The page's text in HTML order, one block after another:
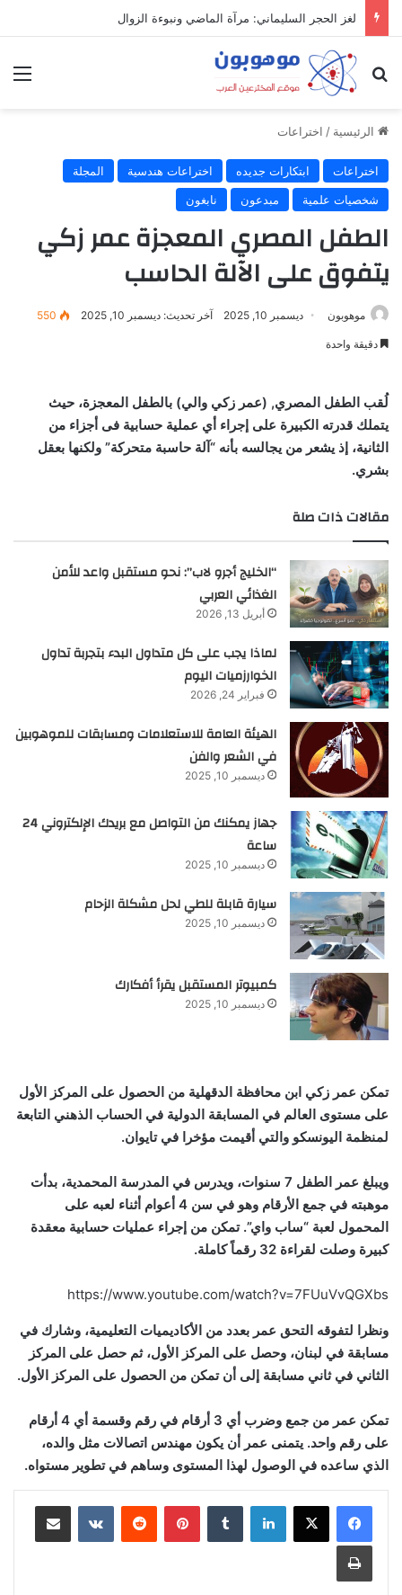
لغز الحجر السليماني: مرآة الماضي ونبوءة الزوال
بحث عن
الرئيسية / اختراعات
اختراعات ابتكارات جديده اختراعات هندسية
المجلة
شخصيات علمية
مبدعون نابغون
الطفل المصري المعجزة عمر زكي
يتفوق على الآلة الحاسب
موهوبون ديسمبر 10, 2025 آخر تحديث: ديسمبر 10, 2025 550
دقيقة واحدة
لُقب الطفل المصري, (عمر زكي والي) بالطفل المعجزة، حيث
يتملك قدرته الكبيرة على إجراء أي عملية حسابية فى أجزاء من
الثانية، إذ يشعر من يجالسه بأنه “آلة حاسبة متحركة” ولكنها بعقل
بشري.
مقالات ذات صلة
“الخليج أجرو لاب”: نحو مستقبل واعد للأمن
الغذائي العربي
أبريل 13, 2026
لماذا يجب على كل متداول البدء بتجربة تداول
الخوارزميات اليوم
فبراير 24, 2026
الهيئة العامة للاستعلامات ومسابقات للموهوبين
في الشعر والفن
ديسمبر 10, 2025
جهاز يمكنك من التواصل مع بريدك الإلكتروني 24
ساعة
ديسمبر 10, 2025
سيارة قابلة للطي لحل مشكلة الزحام
ديسمبر 10, 2025
كمبيوتر المستقبل يقرأ أفكارك
ديسمبر 10, 2025
تمكن عمر زكي ابن محافظة الدقهلية من الحصول على المركز الأول
على مستوى العالم في المسابقة الدولية في الحساب الذهني التابعة
لمنظمة اليونسكو والتي أقيمت مؤخرا في تايوان.
ويبلغ عمر الطفل 7 سنوات، ويدرس في المدرسة المحمدية، بدأت
موهبته في جمع الأرقام وهو في سن 4 أعوام أثناء لعبه على
المحمول لعبة “ساب واي”. تمكن من إجراء عمليات حسابية معقدة
كبيرة وصلت لقراءة 32 رقماً كاملة.
https://www.youtube.com/watch?v=7FUuVvQGXbs
ونظرا لتفوقه التحق عمر بعدد من الأكاديميات التعليمية، وشارك في
مسابقة في لبنان، وحصل على المركز الأول، ثم حصل على المركز
الثاني في ثاني مسابقة إلى أن تمكن من الحصول على المركز الأول.
تمكن عمر من جمع وضرب أي 3 أرقام في رقم وقسمة أي 4 أرقام
على رقم واحد. يتمنى عمر أن يكون مهندس اتصالات مثل والده،
الذي ساعده في الوصول لهذا المستوى وساهم في تطوير مستواه.
لينكدإن بينتيريست مشاركة عبر البريد
طباعة